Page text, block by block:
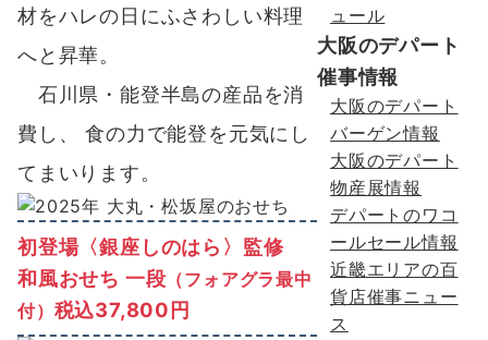
材をハレの日にふさわしい料理
へと昇華。
石川県・能登半島の産品を消
費し、 食の力で能登を元気にし
てまいります。
初登場〈銀座しのはら〉監修
和風おせち 一段 （フォアグラ最中
付） 税込37,800円
ュール
大阪のデパート
催事情報
大阪のデパート
バーゲン情報
大阪のデパート
物産展情報
デパートのワコ
ールセール情報
近畿エリアの百
貨店催事ニュー
ス